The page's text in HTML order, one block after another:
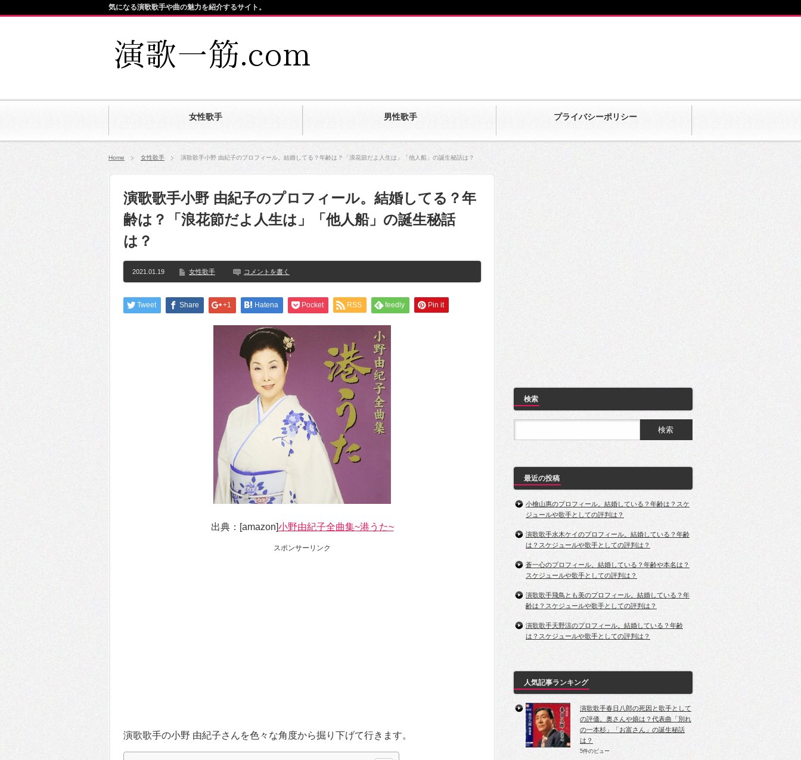
女性歌手 男性歌手 プライバシーポリシー
気になる演歌歌手や曲の魅力を紹介するサイト。
Home 女性歌手 演歌歌手小野 由紀子のプロフィール。結婚してる？年齢は？「浪花節だよ人生は」「他人船」の誕生秘話は？
演歌歌手小野 由紀子のプロフィール。結婚してる？年
齢は？「浪花節だよ人生は」「他人船」の誕生秘話
は？
2021.01.19 女性歌手 コメントを書く
Tweet Share +1 Hatena Pocket RSS feedly Pin it
出典：[amazon]小野由紀子全曲集~港うた~
スポンサーリンク
演歌歌手の小野 由紀子さんを色々な角度から掘り下げて行きます。
検索
最近の投稿
小檜山惠のプロフィール。結婚している？年齢は？スケ
ジュールや歌手としての評判は？
演歌歌手水木ケイのプロフィール。結婚している？年齢
は？スケジュールや歌手としての評判は？
蒼一心のプロフィール。結婚している？年齢や本名は？
スケジュールや歌手としての評判は？
演歌歌手飛鳥とも美のプロフィール。結婚している？年
齢は？スケジュールや歌手としての評判は？
演歌歌手天野涼のプロフィール。結婚している？年齢
は？スケジュールや歌手としての評判は？
人気記事ランキング
演歌歌手春日八郎の死因と歌手として
の評価。奥さんや娘は？代表曲「別れ
の一本杉」「お富さん」の誕生秘話
は？
5件のビュー